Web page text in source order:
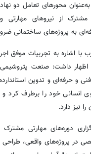
محورهای تعامل دو
مشترک از نیروهای مهارتی
به پروژه‌های ساختمانی
با اشاره به تجربیات موفق
و حرفه‌ای و تدوین
انسانی خود را برطرف کرد و
نیز دارد.
دوره‌های مهارتی مشترک
در پروژه‌های واقعی،